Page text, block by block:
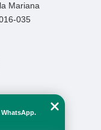
Mariana
035